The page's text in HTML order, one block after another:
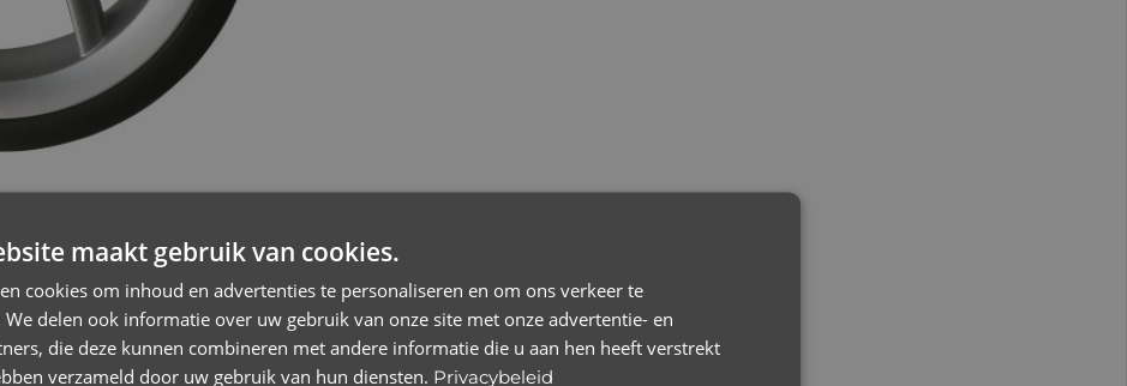
maakt gebruik van cookies.
cookies om inhoud en advertenties te personaliseren en om ons verkeer te
We delen ook informatie over uw gebruik van onze site met onze advertentie- en
die deze kunnen combineren met andere informatie die u aan hen heeft verstrekt
verzameld door uw gebruik van hun diensten. Privacybeleid